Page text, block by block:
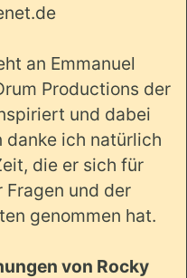
an Emmanuel
Productions der
und dabei
danke ich natürlich
die er sich für
und der
genommen hat.
von Rocky